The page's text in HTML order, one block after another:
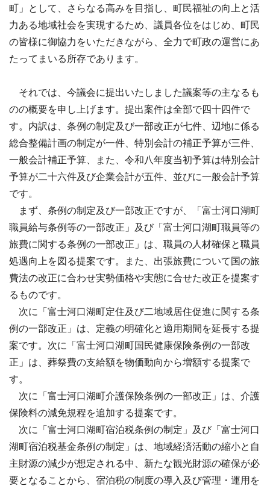
町」として、さらなる高みを目指し、町民福祉の向上と活
力ある地域社会を実現するため、議員各位をはじめ、町民
の皆様に御協力をいただきながら、全力で町政の運営にあ
たってまいる所存であります。
それでは、今議会に提出いたしました議案等の主なるも
のの概要を申し上げます。提出案件は全部で四十四件で
す。内訳は、条例の制定及び一部改正が七件、辺地に係る
総合整備計画の制定が一件、特別会計の補正予算が三件、
一般会計補正予算、また、令和八年度当初予算は特別会計
予算が二十六件及び企業会計が五件、並びに一般会計予算
です。
まず、条例の制定及び一部改正ですが、「富士河口湖町
職員給与条例等の一部改正」及び「富士河口湖町職員等の
旅費に関する条例の一部改正」は、職員の人材確保と職員
処遇向上を図る提案です。また、出張旅費について国の旅
費法の改正に合わせ実勢価格や実態に合せた改正を提案す
るものです。
次に「富士河口湖町定住及び二地域居住促進に関する条
例の一部改正」は、定義の明確化と適用期間を延長する提
案です。次に「富士河口湖町国民健康保険条例の一部改
正」は、葬祭費の支給額を物価動向から増額する提案で
す。
次に「富士河口湖町介護保険条例の一部改正」は、介護
保険料の減免規程を追加する提案です。
次に「富士河口湖町宿泊税条例の制定」及び「富士河口
湖町宿泊税基金条例の制定」は、地域経済活動の縮小と自
主財源の減少が想定される中、新たな観光財源の確保が必
要となることから、宿泊税の制度の導入及び管理・運用を